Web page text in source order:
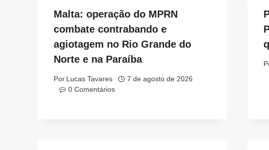
Malta: operação do MPRN
combate contrabando e
agiotagem no Rio Grande do
Norte e na Paraíba
Por Lucas Tavares
7 de agosto de 2026
0 Comentários